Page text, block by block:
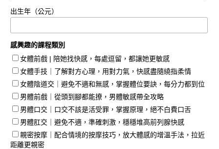
出生年（公元）
感興趣的課程類別
女體前戲 | 陪她找快感，每處逗留，都讓她更敏感
女體手技｜了解對方心理，用對力氣，快感盡隨繞指柔情
女體陰道交｜避免不適和無感，掌握體位要訣，每分力都到位
男體前戲｜從頭到腳都能撩，男體敏感帶全攻略
男體口交｜口交不該是活受罪，掌握原理，絕不白費口舌
男體肛交｜避免不適，準確刺激，穩穩堆高前列腺快感
親密按摩｜配合情境的按摩技巧，放大體感的增溫手法，拉近
距離更親密